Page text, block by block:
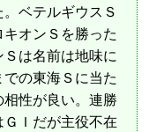
ベテルギウスＳ
オンＳを勝った
は名前は地味に
の東海Ｓに当た
性が良い。連勝
Ｉだが主役不在